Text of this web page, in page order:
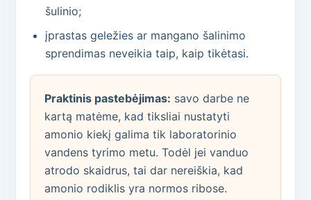
šulinio;
įprastas geležies ar mangano šalinimo
sprendimas neveikia taip, kaip tikėtasi.
Praktinis pastebėjimas: savo darbe ne
kartą matėme, kad tiksliai nustatyti
amonio kiekį galima tik laboratorinio
vandens tyrimo metu. Todėl jei vanduo
atrodo skaidrus, tai dar nereiškia, kad
amonio rodiklis yra normos ribose.